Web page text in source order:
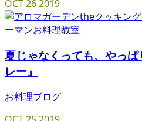
OCT262019
夏じゃなくっても、やっ
レー』
お料理ブログ